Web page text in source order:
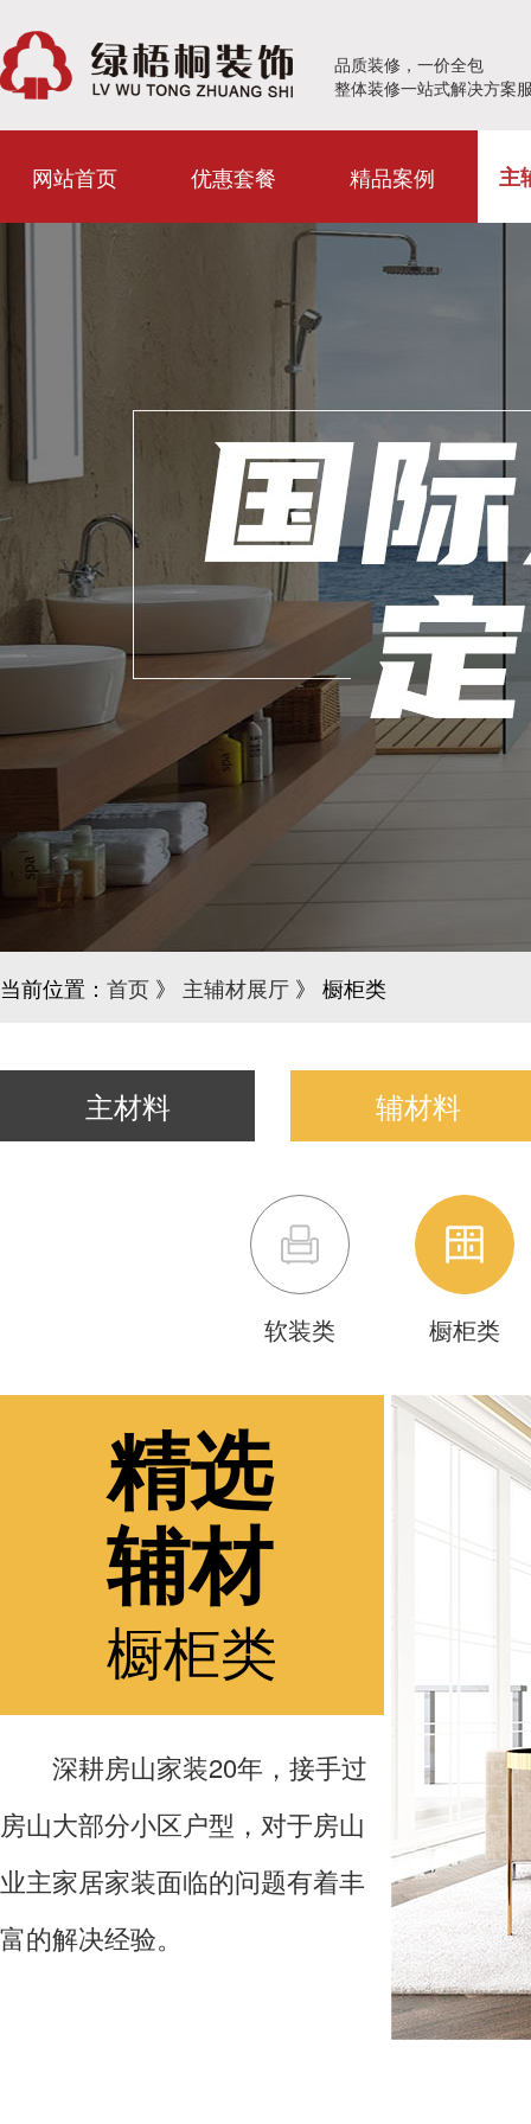
品质装修，一价全包
整体装修一站式解决方案
网站首页 优惠套餐 精品案例 主
当前位置： 首页 》 主辅材展厅 》 橱柜类
主材料 辅材料
软装类 橱柜类
精选
辅材
橱柜类
深耕房山家装20年，接手过
房山大部分小区户型，对于房山
业主家居家装面临的问题有着丰
富的解决经验。